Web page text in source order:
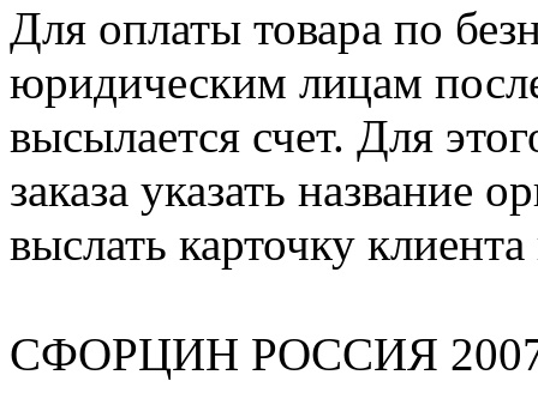
Для оплаты товара по
юридическим лицам
высылается счет. Для
заказа указать название
выслать карточку
СФОРЦИН РОССИЯ 2007-